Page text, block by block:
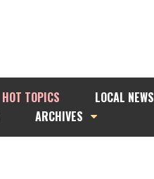
HOT TOPICS
LOCAL NEWS
ARCHIVES